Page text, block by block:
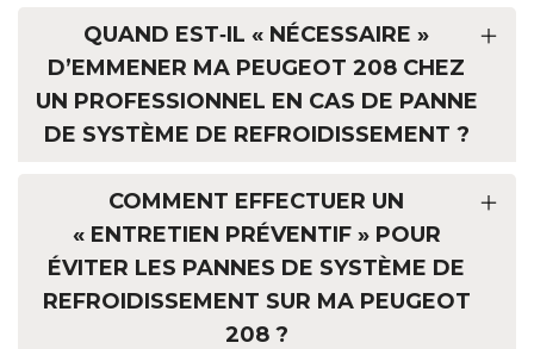
QUAND EST‑IL « NÉCESSAIRE »
D’EMMENER MA PEUGEOT 208 CHEZ
UN PROFESSIONNEL EN CAS DE PANNE
DE SYSTÈME DE REFROIDISSEMENT ?
COMMENT EFFECTUER UN
« ENTRETIEN PRÉVENTIF » POUR
ÉVITER LES PANNES DE SYSTÈME DE
REFROIDISSEMENT SUR MA PEUGEOT
208 ?